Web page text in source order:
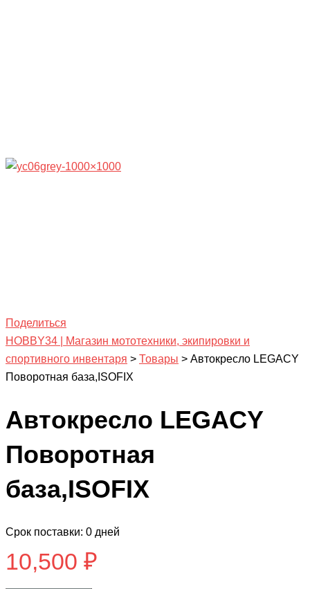
Поделиться
HOBBY34 | Магазин мототехники, экипировки и
спортивного инвентаря > Товары > Автокресло LEGACY
Поворотная база,ISOFIX
Автокресло LEGACY
Поворотная
база,ISOFIX
Срок поставки: 0 дней
10,500 ₽